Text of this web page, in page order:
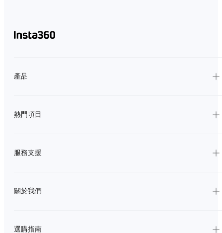
產品
熱門項目
服務支援
關於我們
選購指南